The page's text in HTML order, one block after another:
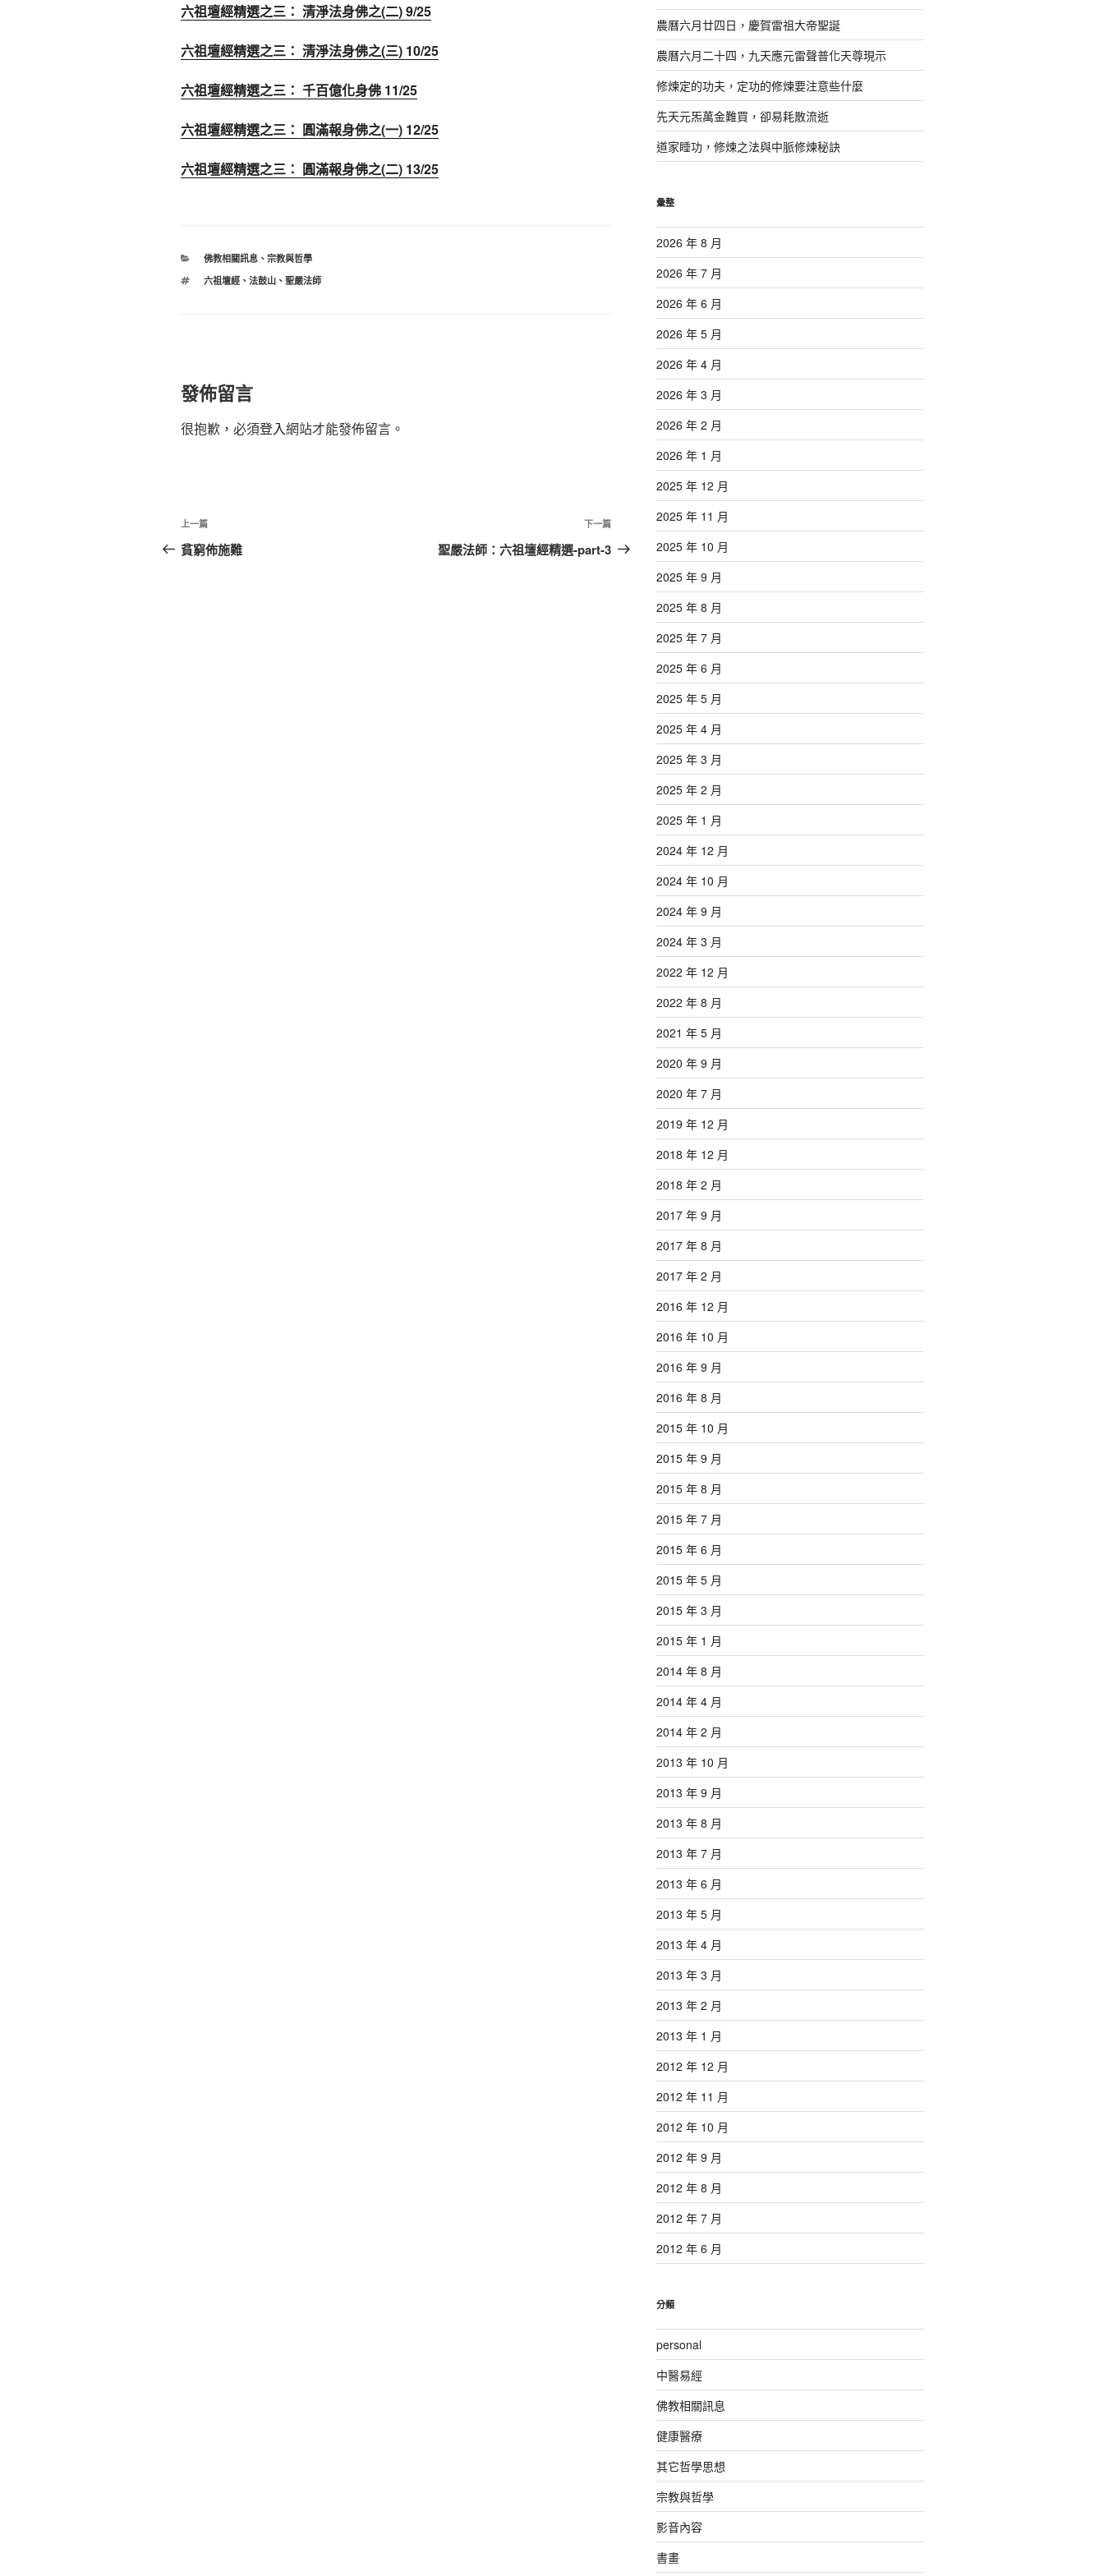
六祖壇經精選之三： 清淨法身佛之(二) 9/25
六祖壇經精選之三： 清淨法身佛之(三) 10/25
六祖壇經精選之三： 千百億化身佛 11/25
六祖壇經精選之三： 圓滿報身佛之(一) 12/25
六祖壇經精選之三： 圓滿報身佛之(二) 13/25
分
佛教相關訊息、 宗教與哲學
標
六祖壇經、 法鼓山、 聖嚴法師
發佈留言
很抱歉，必須登入網站才能發佈留言。
文
章
上
一
上一篇
貧窮佈施難
下
一
下一篇
聖嚴法師：六祖壇經精選-part-3
農曆六月廿四日，慶賀雷祖大帝聖誕
農曆六月二十四，九天應元雷聲普化天尊現示
修煉定的功夫，定功的修煉要注意些什麼
先天元炁萬金難買，卻易耗散流逝
道家睡功，修煉之法與中脈修煉秘訣
彙整
2026 年 8 月
2026 年 7 月
2026 年 6 月
2026 年 5 月
2026 年 4 月
2026 年 3 月
2026 年 2 月
2026 年 1 月
2025 年 12 月
2025 年 11 月
2025 年 10 月
2025 年 9 月
2025 年 8 月
2025 年 7 月
2025 年 6 月
2025 年 5 月
2025 年 4 月
2025 年 3 月
2025 年 2 月
2025 年 1 月
2024 年 12 月
2024 年 10 月
2024 年 9 月
2024 年 3 月
2022 年 12 月
2022 年 8 月
2021 年 5 月
2020 年 9 月
2020 年 7 月
2019 年 12 月
2018 年 12 月
2018 年 2 月
2017 年 9 月
2017 年 8 月
2017 年 2 月
2016 年 12 月
2016 年 10 月
2016 年 9 月
2016 年 8 月
2015 年 10 月
2015 年 9 月
2015 年 8 月
2015 年 7 月
2015 年 6 月
2015 年 5 月
2015 年 3 月
2015 年 1 月
2014 年 8 月
2014 年 4 月
2014 年 2 月
2013 年 10 月
2013 年 9 月
2013 年 8 月
2013 年 7 月
2013 年 6 月
2013 年 5 月
2013 年 4 月
2013 年 3 月
2013 年 2 月
2013 年 1 月
2012 年 12 月
2012 年 11 月
2012 年 10 月
2012 年 9 月
2012 年 8 月
2012 年 7 月
2012 年 6 月
分類
personal
中醫易經
佛教相關訊息
健康醫療
其它哲學思想
宗教與哲學
影音內容
書畫